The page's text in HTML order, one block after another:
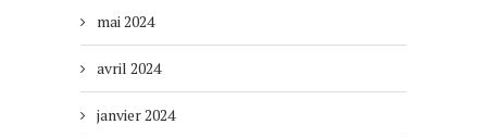
mai 2024
avril 2024
janvier 2024